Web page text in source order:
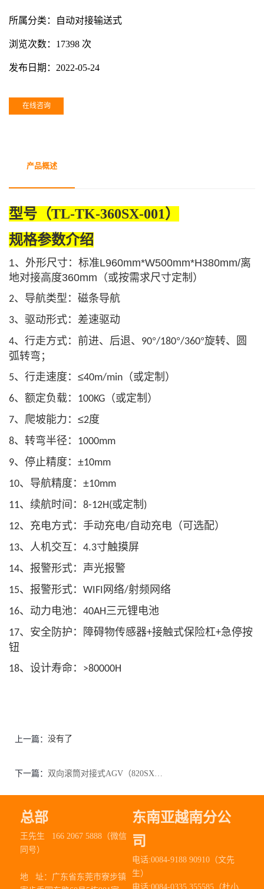
所属分类： 自动对接输送式
浏览次数： 17398 次
发布日期： 2022-05-24
在线咨询
产品概述
型号 （TL-TK-360SX-001）
规格参数介绍
1、外形尺寸：标准L960mm*W500mm*H380mm/离
地对接高度360mm （或按需求尺寸定制）
2、导航类型：磁条导航
3、驱动形式：差速驱动
4、行走方式：前进、后退、 90°/180°/360°旋转、圆
弧转弯；
5、行走速度：≤40m/min （或定制）
6、额定负载： 100KG （或定制）
7、爬坡能力：≤2度
8、转弯半径： 1000mm
9、停止精度：±10mm
10、导航精度：±10mm
11、续航时间： 8-12H(或定制 )
12、充电方式：手动充电/ 自动充电（可选配）
13、人机交互： 4.3寸触摸屏
14、报警形式：声光报警
15、报警形式： WIFI 网络/射频网络
16、动力电池： 40AH三元锂电池
17、安全防护：障碍物传感器+接触式保险杠+急停按
钮
18、设计寿命： >80000H
上一篇： 没有了
下一篇：
总部
王先生 166 2067 5888（微信
同号）
地 址： 广东省东莞市寮步镇
东南亚越南分公
司
电话:0084-9188 90910（文先
生）
电话:0084-0335 355585（杜小